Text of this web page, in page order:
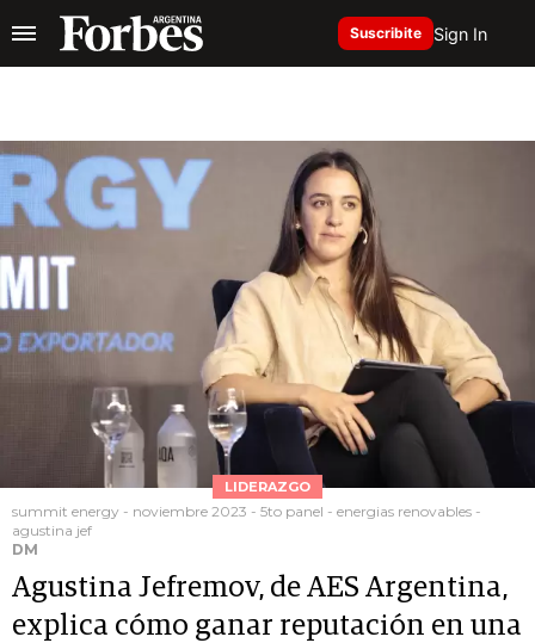
Suscribite Sign In
LIDERAZGO
summit energy - noviembre 2023 - 5to panel - energias renovables -
agustina jef
DM
Agustina Jefremov, de AES Argentina,
explica cómo ganar reputación en una